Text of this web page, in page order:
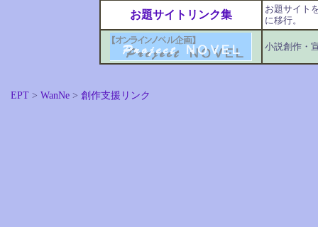
お題サイトリンク集
お題サイト
に移行。
小説創作・
EPT > WanNe > 創作支援リンク